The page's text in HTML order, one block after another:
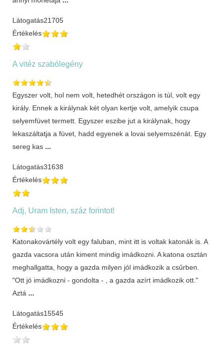
Látogatás21705
Értékelés
A vitéz szabólegény
Egyszer volt, hol nem volt, hetedhét országon is túl, volt egy
király. Ennek a királynak két olyan kertje volt, amelyik csupa
selyemfüvet termett. Egyszer eszibe jut a királynak, hogy
lekaszáltatja a füvet, hadd egyenek a lovai selyemszénát. Egy
sereg kas ...
Látogatás31638
Értékelés
Adj, Uram Isten, száz forintot!
Katonakovártély volt egy faluban, mint itt is voltak katonák is. A
gazda vacsora után kiment mindig imádkozni. A katona osztán
meghallgatta, hogy a gazda milyen jól imádkozik a csűrben.
"Ott jó imádkozni - gondolta - , a gazda azírt imádkozik ott."
Aztá ...
Látogatás15545
Értékelés